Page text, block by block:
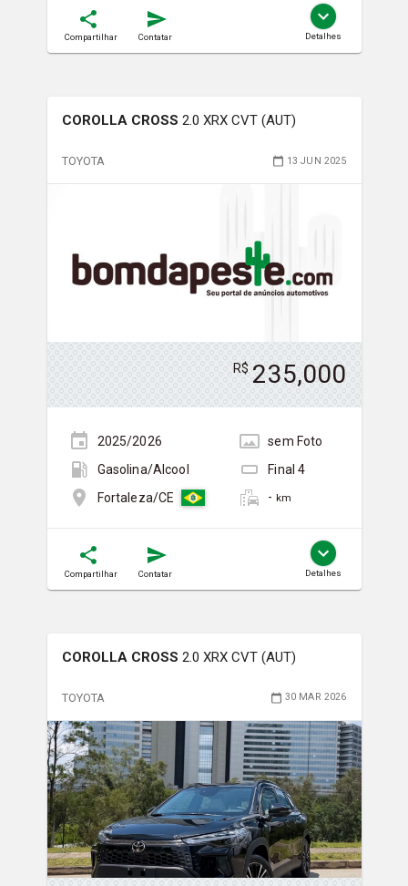
Compartilhar Contatar Detalhes
COROLLA CROSS 2.0 XRX CVT (AUT)
TOYOTA 13 JUN 2025
R$ 235,000
2025/2026 sem Foto
Gasolina/Álcool
Final4
Fortaleza/CE
- km
Compartilhar Contatar Detalhes
COROLLA CROSS 2.0 XRX CVT (AUT)
TOYOTA 30 MAR 2026